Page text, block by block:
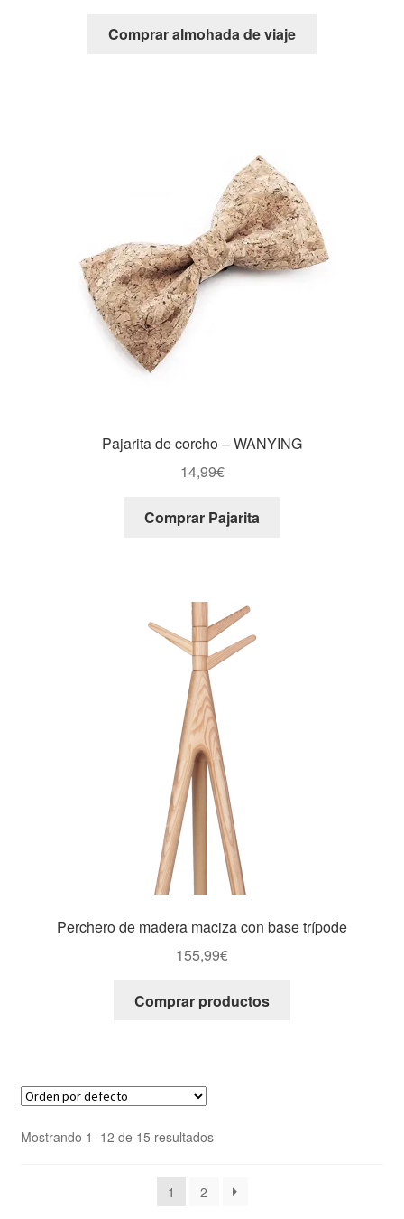
Comprar almohada de viaje
Pajarita de corcho – WANYING
14,99€
Comprar Pajarita
Perchero de madera maciza con base trípode
155,99€
Comprar productos
Mostrando 1–12 de 15 resultados
1 2